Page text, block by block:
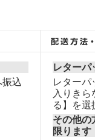
込
レターパ
レターパ
入りき
る】を選
その他
限ります